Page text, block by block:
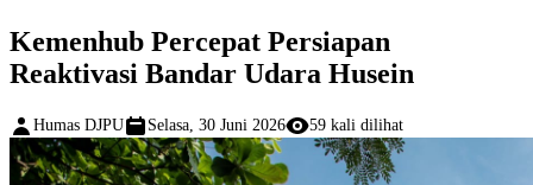
Kemenhub Percepat Persiapan
Reaktivasi Bandar Udara Husein
Humas DJPU Selasa, 30 Juni 2026 59 kali dilihat